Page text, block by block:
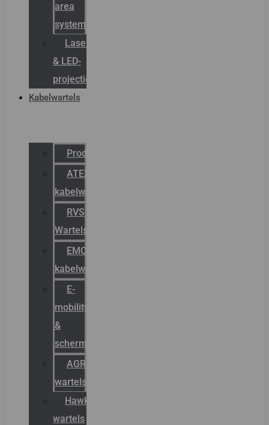
area
systemen
Laserbelijning
& LED-
projectie
Kabelwartels
Productcatalogus
ATEX
kabelwartels
RVS
Wartels
EMC
kabelwartels
E-
mobility
&
schermstromen
AGRO
wartels
Hawke
wartels